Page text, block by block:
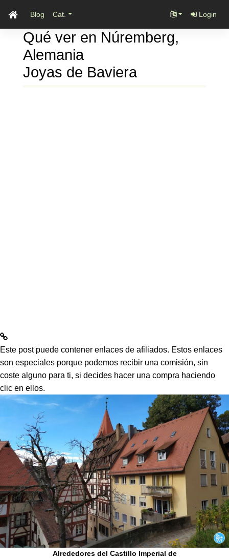
Blog Cat. Login
Qué ver en Núremberg,
Alemania
Joyas de Baviera
Este post puede contener enlaces de afiliados. Estos enlaces
son especiales porque podemos recibir una comisión, sin
coste alguno para ti, si decides hacer una compra haciendo
clic en ellos.
Alrededores del Castillo Imperial de